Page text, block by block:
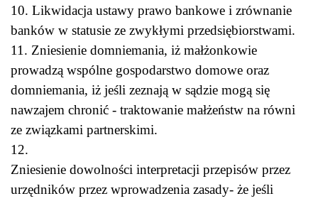
10. Likwidacja ustawy prawo bankowe i zrównanie
banków w statusie ze zwykłymi przedsiębiorstwami.
11. Zniesienie domniemania, iż małżonkowie
prowadzą wspólne gospodarstwo domowe oraz
domniemania, iż jeśli zeznają w sądzie mogą się
nawzajem chronić - traktowanie małżeństw na równi
ze związkami partnerskimi.
12.
Zniesienie dowolności interpretacji przepisów przez
urzędników przez wprowadzenia zasady- że jeśli